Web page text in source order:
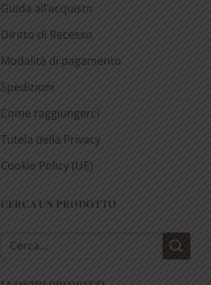
Guida all’acquisto
Diritto di Recesso
Modalità di pagamento
Spedizioni
Come raggiungerci
Tutela della Privacy
Cookie Policy (UE)
CERCA UN PRODOTTO
Cerca: